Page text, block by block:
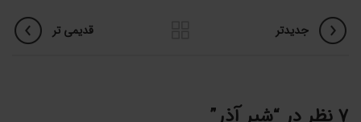
جدیدتر قدیمی تر
7 نظر در “ شیر آذر”